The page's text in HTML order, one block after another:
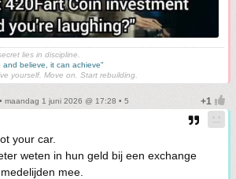
lies in discipline.
believe, it can achieve"
yourself. Move on. Start rebuilding.
• maandag 1 juni 2026 @ 17:28 • 5
your car.
weten in hun geld bij een exchange
mee.